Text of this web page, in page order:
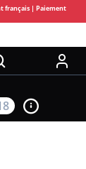
français | Paiement